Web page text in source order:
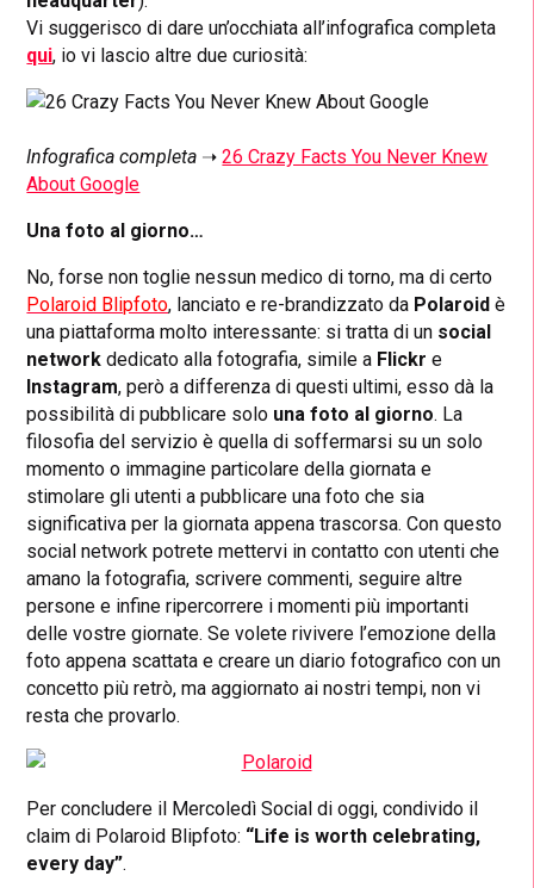
Vi suggerisco di dare un’occhiata all’infografica completa
qui, io vi lascio altre due curiosità:
Infografica completa ➝26 Crazy Facts You Never Knew
About Google
Una foto al giorno…
No, forse non toglie nessun medico di torno, ma di certo
Polaroid Blipfoto, lanciato e re-brandizzato da Polaroid è
una piattaforma molto interessante: si tratta di un social
network dedicato alla fotografia, simile a Flickr e
Instagram, però a differenza di questi ultimi, esso dà la
possibilità di pubblicare solo una foto al giorno. La
filosofia del servizio è quella di soffermarsi su un solo
momento o immagine particolare della giornata e
stimolare gli utenti a pubblicare una foto che sia
significativa per la giornata appena trascorsa. Con questo
social network potrete mettervi in contatto con utenti che
amano la fotografia, scrivere commenti, seguire altre
persone e infine ripercorrere i momenti più importanti
delle vostre giornate. Se volete rivivere l’emozione della
foto appena scattata e creare un diario fotografico con un
concetto più retrò, ma aggiornato ai nostri tempi, non vi
resta che provarlo.
Per concludere il Mercoledì Social di oggi, condivido il
claim di Polaroid Blipfoto: “Life is worth celebrating,
every day”.